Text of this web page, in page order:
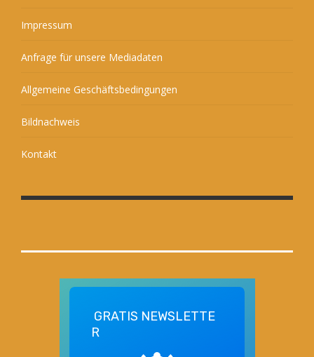
Impressum
Anfrage für unsere Mediadaten
Allgemeine Geschäftsbedingungen
Bildnachweis
Kontakt
GRATIS NEWSLETTE
R